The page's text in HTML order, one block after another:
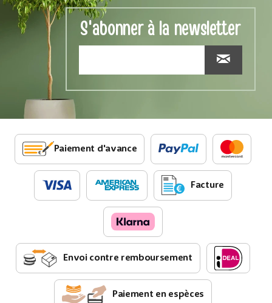
S'abonner à la newsletter
Paiement d'avance
Facture
Envoi contre remboursement
Paiement en espèces